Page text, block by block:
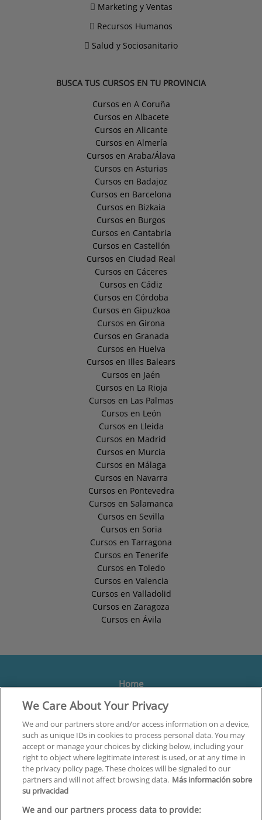
Marketing y Ventas
Recursos Humanos
Salud y Sociosanitario
BUSCA TUS CURSOS EN TU PROVINCIA
Cursos en A Coruña
Cursos en Albacete
Cursos en Alicante
Cursos en Almería
Cursos en Araba/Álava
Cursos en Asturias
Cursos en Badajoz
Cursos en Barcelona
Cursos en Bizkaia
Cursos en Burgos
Cursos en Cantabria
Cursos en Castellón
Cursos en Ciudad Real
Cursos en Cáceres
Cursos en Cádiz
Cursos en Córdoba
Cursos en Gipuzkoa
Cursos en Girona
Cursos en Granada
Cursos en Huelva
Cursos en Illes Balears
Cursos en Jaén
Cursos en La Rioja
Cursos en Las Palmas
Cursos en León
Cursos en Lleida
Cursos en Madrid
Cursos en Murcia
Cursos en Málaga
Cursos en Navarra
Cursos en Pontevedra
Cursos en Salamanca
Cursos en Sevilla
Cursos en Soria
Cursos en Tarragona
Cursos en Tenerife
Cursos en Toledo
Cursos en Valencia
Cursos en Valladolid
Cursos en Zaragoza
Cursos en Ávila
Home
Formación
Centros
Orientación
Quiénes somos
Contacta
Aviso Legal
We Care About Your Privacy
We and our partners store and/or access information on a device,
such as unique IDs in cookies to process personal data. You may
accept or manage your choices by clicking below, including your
right to object where legitimate interest is used, or at any time in
the privacy policy page. These choices will be signaled to our
partners and will not affect browsing data. Más información sobre
su privacidad
We and our partners process data to provide: